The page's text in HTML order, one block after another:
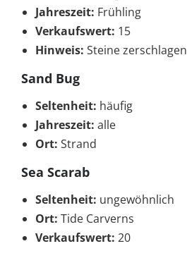
Jahreszeit: Frühling
Verkaufswert: 15
Hinweis: Steine zerschlagen
Sand Bug
Seltenheit: häufig
Jahreszeit: alle
Ort: Strand
Sea Scarab
Seltenheit: ungewöhnlich
Ort: Tide Carverns
Verkaufswert: 20